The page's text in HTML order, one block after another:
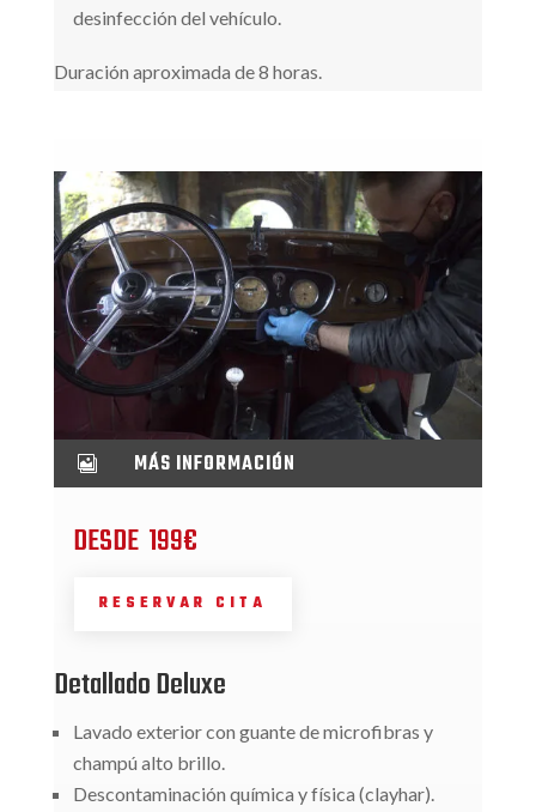
desinfección del vehículo.
Duración aproximada de 8 horas.
 MÁS INFORMACIÓN
DESDE 199€
RESERVAR CITA
Detallado Deluxe
Lavado exterior con guante de microfibras y
champú alto brillo.
Descontaminación química y física (clayhar).